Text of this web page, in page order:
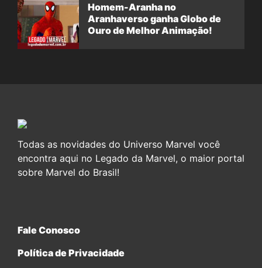
Homem-Aranha no
Aranhaverso ganha Globo de
Ouro de Melhor Animação!
Todas as novidades do Universo Marvel você
encontra aqui no Legado da Marvel, o maior portal
sobre Marvel do Brasil!
Fale Conosco
Política de Privacidade